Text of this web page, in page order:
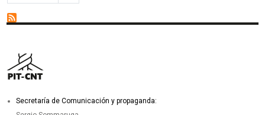
Secretaría de Comunicación y propaganda: